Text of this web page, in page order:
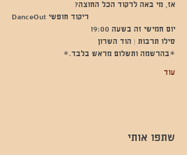
אז, מי באה לרקוד הכל החוצה?
יום חמישי זה בשעה 19:00
סילו תרבות | הוד השרון
*בהרשמה ותשלום מראש בלבד.*
עוד
שתפו אותי